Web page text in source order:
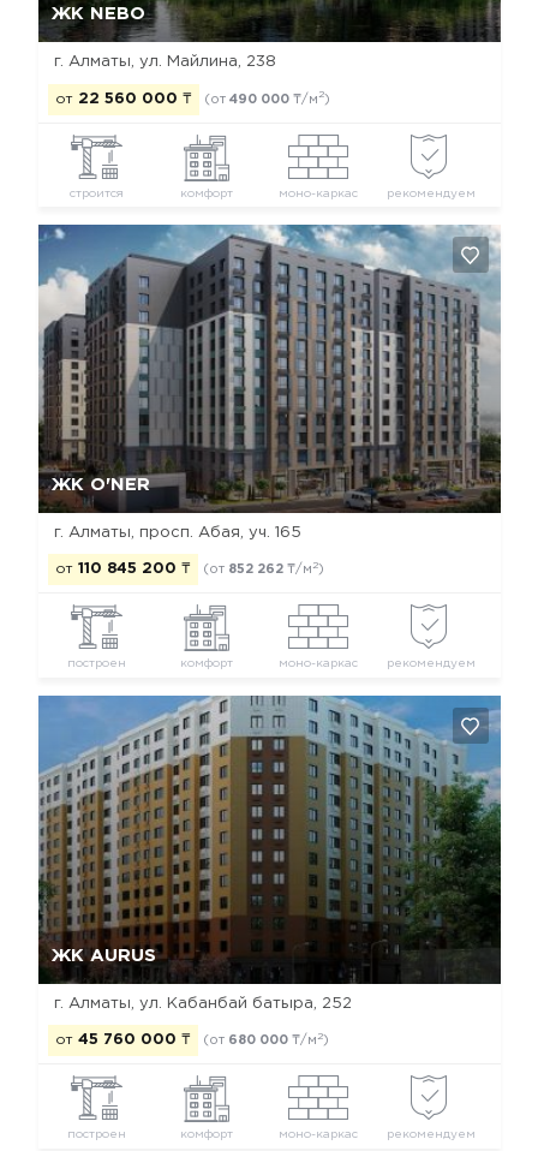
ЖК NEBO
г. Алматы, ул. Майлина, 238
от 22 560 000 ₸ (от 490 000 ₸/м2)
строится комфорт моно-каркас рекомендуем
ЖК O'NER
г. Алматы, просп. Абая, уч. 165
от 110 845 200 ₸ (от 852 262 ₸/м 2)
построен комфорт моно-каркас рекомендуем
ЖК AURUS
г. Алматы, ул. Кабанбай батыра, 252
от 45 760 000 ₸ (от 680 000 ₸/м 2)
построен комфорт моно-каркас рекомендуем
Да, удалить